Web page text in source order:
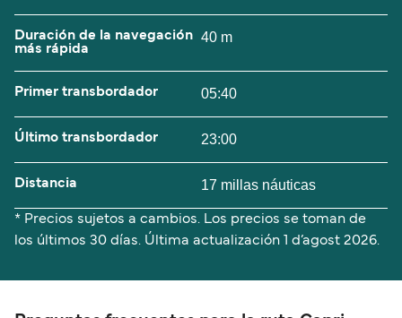
Duración de la navegación
más rápida
40 m
Primer transbordador 05:40
Último transbordador 23:00
Distancia 17 millas náuticas
* Precios sujetos a cambios. Los precios se toman de
los últimos 30 días. Última actualización
1 d’agost 2026.